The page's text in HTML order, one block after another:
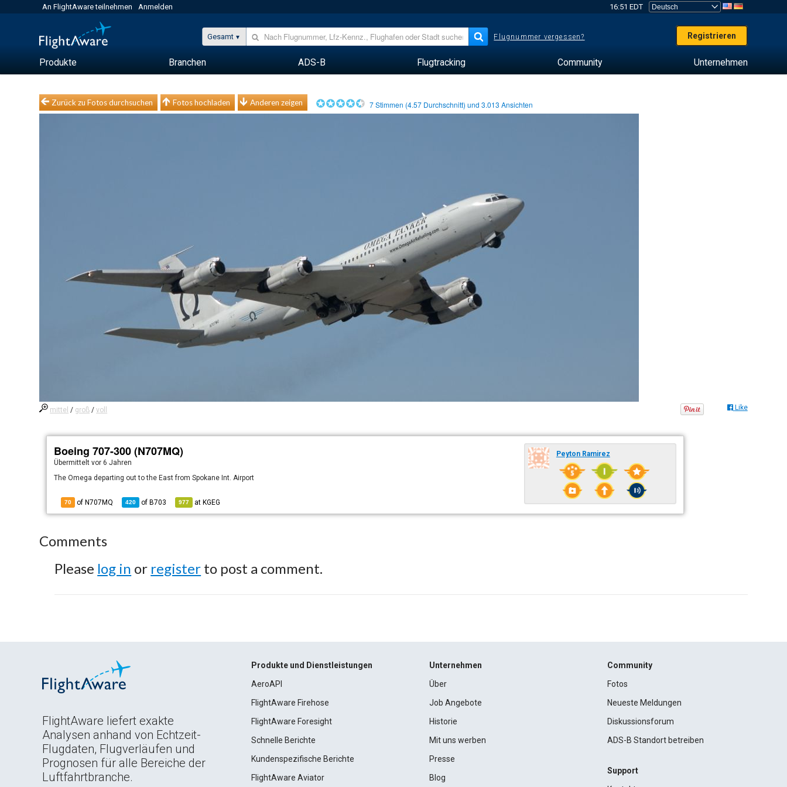
An FlightAware teilnehmen Anmelden 16:51 EDT
Gesamt Flugnummer vergessen? Registrieren
Produkte Branchen ADS-B Flugtracking Community Unternehmen
Zurück zu Fotos durchsuchen Fotos hochladen Anderen zeigen 7Stimmen (4.57 Durchschnitt) und3.013 Ansichten
mittel / groß /voll Like
Boeing 707-300 (N707MQ)
Übermitteltvor 6 Jahren
The Omega departing out to the East from Spokane Int. Airport
70 of N707MQ 420 of B703 977 at KGEG
Peyton Ramirez
Comments
Please log in or register to post a comment.
FlightAware liefert exakte
Analysen anhand von Echtzeit-
Flugdaten, Flugverläufen und
Prognosen für alle Bereiche der
Luftfahrtbranche.
Produkte und Dienstleistungen
AeroAPI
FlightAware Firehose
FlightAware Foresight
Schnelle Berichte
Kundenspezifische Berichte
FlightAware Aviator
Unternehmen
Über
Job Angebote
Historie
Mit uns werben
Presse
Blog
Community
Fotos
Neueste Meldungen
Diskussionsforum
ADS-B Standort betreiben
Support